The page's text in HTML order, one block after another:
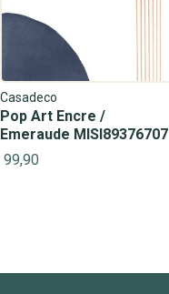
Casadeco
Pop Art Encre /
Emeraude MISI89376707
99,90